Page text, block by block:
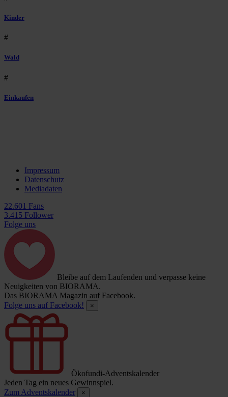
Kinder
#
Wald
#
Einkaufen
Impressum
Datenschutz
Mediadaten
22.601 Fans
3.415 Follower
Folge uns
Bleibe auf dem Laufenden und verpasse keine
Neuigkeiten von BIORAMA.
Das BIORAMA Magazin auf Facebook.
Folge uns auf Facebook!
×
Ökofundi-Adventskalender
Jeden Tag ein neues Gewinnspiel.
Zum Adventskalender
×